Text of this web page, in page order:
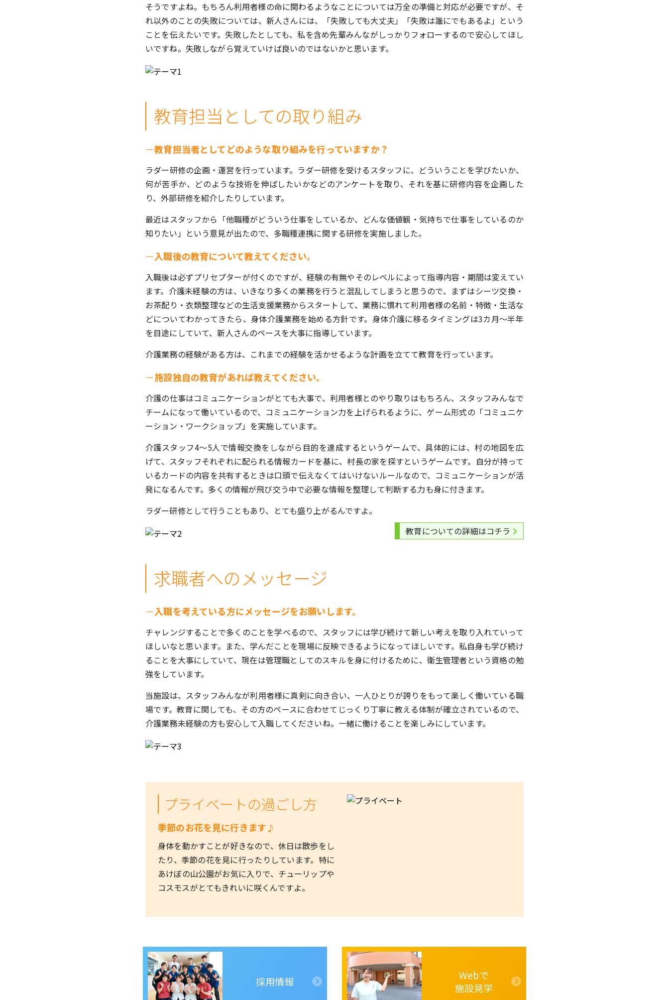
そうですよね。もちろん利用者様の命に関わるようなことについては万全の準備と対応が必要ですが、そ
れ以外のことの失敗については、新人さんには、「失敗しても大丈夫」「失敗は誰にでもあるよ」という
ことを伝えたいです。失敗したとしても、私を含め先輩みんながしっかりフォローするので安心してほし
いですね。失敗しながら覚えていけば良いのではないかと思います。
教育担当としての取り組み
－教育担当者としてどのような取り組みを行っていますか？
ラダー研修の企画・運営を行っています。ラダー研修を受けるスタッフに、どういうことを学びたいか、
何が苦手か、どのような技術を伸ばしたいかなどのアンケートを取り、それを基に研修内容を企画した
り、外部研修を紹介したりしています。
最近はスタッフから「他職種がどういう仕事をしているか、どんな価値観・気持ちで仕事をしているのか
知りたい」という意見が出たので、多職種連携に関する研修を実施しました。
－入職後の教育について教えてください。
入職後は必ずプリセプターが付くのですが、経験の有無やそのレベルによって指導内容・期間は変えてい
ます。介護未経験の方は、いきなり多くの業務を行うと混乱してしまうと思うので、まずはシーツ交換・
お茶配り・衣類整理などの生活支援業務からスタートして、業務に慣れて利用者様の名前・特徴・生活な
どについてわかってきたら、身体介護業務を始める方針です。身体介護に移るタイミングは3カ月～半年
を目途にしていて、新人さんのペースを大事に指導しています。
介護業務の経験がある方は、これまでの経験を活かせるような計画を立てて教育を行っています。
－施設独自の教育があれば教えてください。
介護の仕事はコミュニケーションがとても大事で、利用者様とのやり取りはもちろん、スタッフみんなで
チームになって働いているので、コミュニケーション力を上げられるように、ゲーム形式の「コミュニケ
ーション・ワークショップ」を実施しています。
介護スタッフ4～5人で情報交換をしながら目的を達成するというゲームで、具体的には、村の地図を広
げて、スタッフそれぞれに配られる情報カードを基に、村長の家を探すというゲームです。自分が持って
いるカードの内容を共有するときは口頭で伝えなくてはいけないルールなので、コミュニケーションが活
発になるんです。多くの情報が飛び交う中で必要な情報を整理して判断する力も身に付きます。
ラダー研修として行うこともあり、とても盛り上がるんですよ。
教育についての詳細はコチラ
求職者へのメッセージ
－入職を考えている方にメッセージをお願いします。
チャレンジすることで多くのことを学べるので、スタッフには学び続けて新しい考えを取り入れていって
ほしいなと思います。また、学んだことを現場に反映できるようになってほしいです。私自身も学び続け
ることを大事にしていて、現在は管理職としてのスキルを身に付けるために、衛生管理者という資格の勉
強をしています。
当施設は、スタッフみんなが利用者様に真剣に向き合い、一人ひとりが誇りをもって楽しく働いている職
場です。教育に関しても、その方のペースに合わせてじっくり丁寧に教える体制が確立されているので、
介護業務未経験の方も安心して入職してくださいね。一緒に働けることを楽しみにしています。
プライベートの過ごし方
季節のお花を見に行きます♪
身体を動かすことが好きなので、休日は散歩をし
たり、季節の花を見に行ったりしています。特に
あけぼの山公園がお気に入りで、チューリップや
コスモスがとてもきれいに咲くんですよ。
採用情報
Webで
施設見学